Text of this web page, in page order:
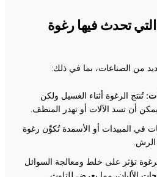
تحدث فيها رغوة
من الصناعات، بما في ذلك:
تُنتج الرغوة أثناء الغسيل ولكن
أن تسد الآلات أو تهدر المنظف.
في المبيدات أو الأسمدة تُكوِّن رغوة
تؤثر على خلط ومعالجة السوائل